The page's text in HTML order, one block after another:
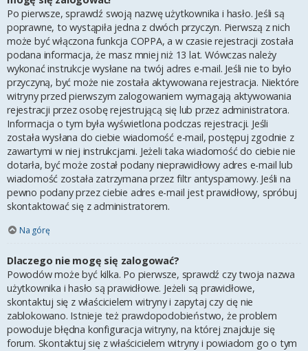
Po pierwsze, sprawdź swoją nazwę użytkownika i hasło. Jeśli są
poprawne, to wystąpiła jedna z dwóch przyczyn. Pierwszą z nich
może być włączona funkcja COPPA, a w czasie rejestracji została
podana informacja, że masz mniej niż 13 lat. Wówczas należy
wykonać instrukcje wysłane na twój adres e-mail. Jeśli nie to było
przyczyną, być może nie została aktywowana rejestracja. Niektóre
witryny przed pierwszym zalogowaniem wymagają aktywowania
rejestracji przez osobę rejestrującą się lub przez administratora.
Informacja o tym była wyświetlona podczas rejestracji. Jeśli
została wysłana do ciebie wiadomość e-mail, postępuj zgodnie z
zawartymi w niej instrukcjami. Jeżeli taka wiadomość do ciebie nie
dotarła, być może został podany nieprawidłowy adres e-mail lub
wiadomość została zatrzymana przez filtr antyspamowy. Jeśli na
pewno podany przez ciebie adres e-mail jest prawidłowy, spróbuj
skontaktować się z administratorem.
Na górę
Dlaczego nie mogę się zalogować?
Powodów może być kilka. Po pierwsze, sprawdź czy twoja nazwa
użytkownika i hasło są prawidłowe. Jeżeli są prawidłowe,
skontaktuj się z właścicielem witryny i zapytaj czy cię nie
zablokowano. Istnieje też prawdopodobieństwo, że problem
powoduje błędna konfiguracja witryny, na której znajduje się
forum. Skontaktuj się z właścicielem witryny i powiadom go o tym